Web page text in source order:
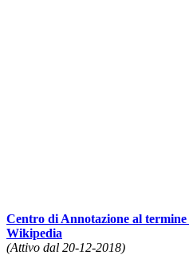
Centro di Annotazione al
Wikipedia
(Attivo dal 20-12-2018)